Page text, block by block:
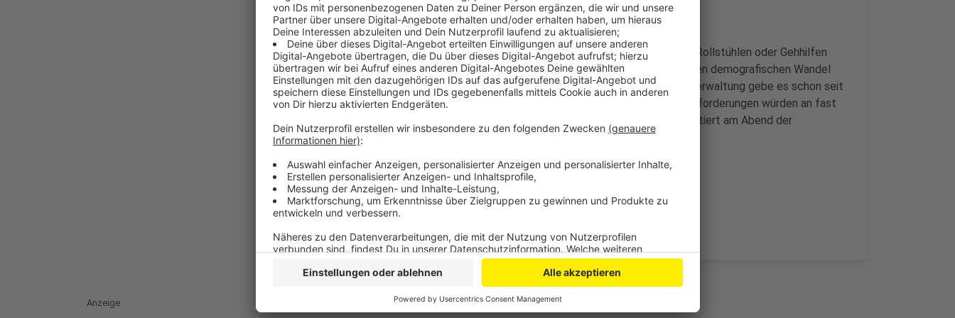
Dabei müsse berücksichtigt werden, dass gerade Menschen mit Rollstühlen oder Gehhilfen
deutlich länger bräuchten, um eine Ampel zu überqueren. Durch den demografischen Wandel
wären in Zukunft immer mehr Menschen davon betroffen. Laut Verwaltung gebe es schon seit
Jahrzehnten eine fußgängerfreundliche Schaltung, die Mindestanforderungen würden an fast
allen Ampeln übertroffen. Über den Antrag der Ratsfraktion diskutiert am Abend der
Verkehrsausschuss.
DoS
Anzeige
Anzeige